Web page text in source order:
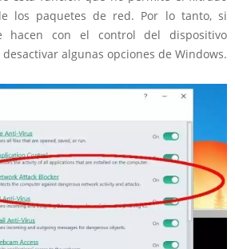
los paquetes de red. Por lo tanto, si
hacen con el control del dispositivo
algunas opciones de Windows.